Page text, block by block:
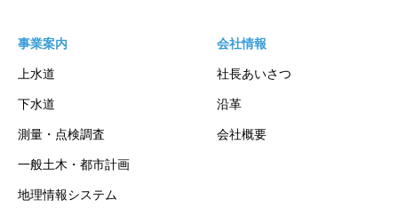
事業案内
上水道
下水道
測量・点検調査
一般土木・都市計画
地理情報システム
会社情報
社長あいさつ
沿革
会社概要